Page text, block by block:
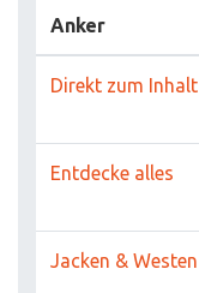
Anker
Direkt zum Inhalt
Entdecke alles
Jacken & Westen